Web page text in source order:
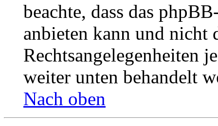
beachte, dass das
anbieten kann und nicht
Rechtsangelegenheiten
weiter unten behandelt
Nach oben